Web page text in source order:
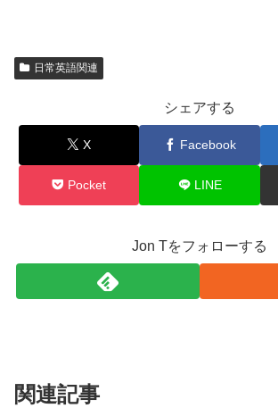
日常英語関連
シェアする
X Facebook
Pocket LINE
Jon Tをフォローする
関連記事